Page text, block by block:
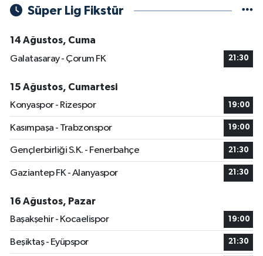
Süper Lig Fikstür
14 Ağustos, Cuma
Galatasaray - Çorum FK
21:30
15 Ağustos, Cumartesi
Konyaspor - Rizespor
19:00
Kasımpaşa - Trabzonspor 19:00
Gençlerbirliği S.K. - Fenerbahçe 21:30
Gaziantep FK - Alanyaspor 21:30
16 Ağustos, Pazar
Başakşehir - Kocaelispor
19:00
Beşiktaş - Eyüpspor 21:30